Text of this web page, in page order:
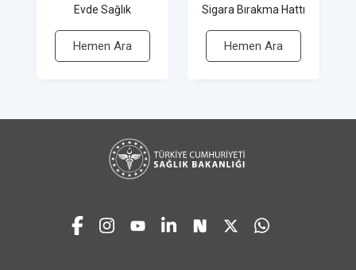
Evde Sağlık
Hemen Ara
Sigara Bırakma Hattı
Hemen Ara